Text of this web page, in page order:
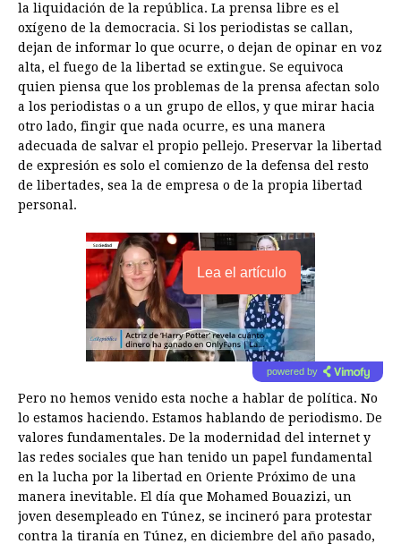
la liquidación de la república. La prensa libre es el
oxígeno de la democracia. Si los periodistas se callan,
dejan de informar lo que ocurre, o dejan de opinar en voz
alta, el fuego de la libertad se extingue. Se equivoca
quien piensa que los problemas de la prensa afectan solo
a los periodistas o a un grupo de ellos, y que mirar hacia
otro lado, fingir que nada ocurre, es una manera
adecuada de salvar el propio pellejo. Preservar la libertad
de expresión es solo el comienzo de la defensa del resto
de libertades, sea la de empresa o de la propia libertad
personal.
Lea el artículo
powered by
Pero no hemos venido esta noche a hablar de política. No
lo estamos haciendo. Estamos hablando de periodismo. De
valores fundamentales. De la modernidad del internet y
las redes sociales que han tenido un papel fundamental
en la lucha por la libertad en Oriente Próximo de una
manera inevitable. El día que Mohamed Bouazizi, un
joven desempleado en Túnez, se incineró para protestar
contra la tiranía en Túnez, en diciembre del año pasado,